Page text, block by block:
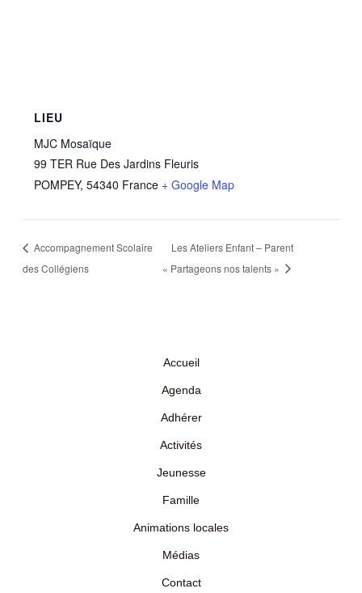
LIEU
MJC Mosaïque
99 TER Rue Des Jardins Fleuris
POMPEY, 54340 France + Google Map
Accompagnement Scolaire
des Collégiens
Les Ateliers Enfant – Parent
« Partageons nos talents »
Accueil
Agenda
Adhérer
Activités
Jeunesse
Famille
Animations locales
Médias
Contact